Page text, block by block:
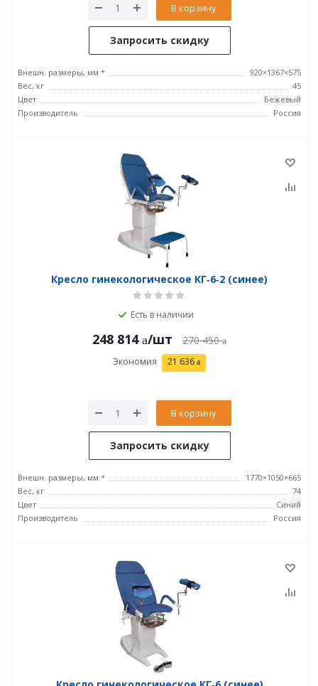
В корзину
Запросить скидку
Внешн. размеры, мм *
920×1367×575
Вес, кг
45
Цвет
Бежевый
Производитель
Россия
Кресло гинекологическое КГ‑6‑2 (синее)
Есть в наличии
248 814 /шт 270 450
Экономия 21 636
В корзину
Запросить скидку
Внешн. размеры, мм *
1770×1050×665
Вес, кг
74
Цвет
Синий
Производитель
Россия